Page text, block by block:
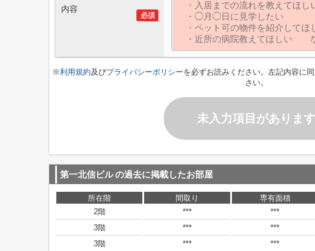
必須
内容
※利用規約及びプライバシーポリシーを必ずお読みください。左記内容に
さい。
未入力項目があります
第一北信ビルの過去に掲載したお部屋
所在階 間取り
専有面積
2階
***
***
3階
***
***
3階
*** ***